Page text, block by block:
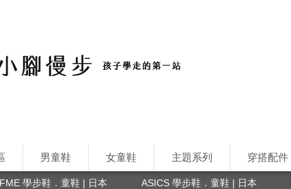
男童鞋 女童鞋 主題系列 穿搭配件
學步鞋．童鞋 | 日本 ASICS 學步鞋．童鞋 | 日本